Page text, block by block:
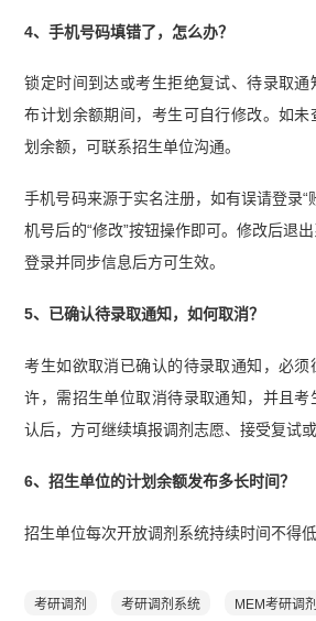
4、手机号码填错了，怎么办？
锁定时间到达或考生拒绝复试、待录取
布计划余额期间，考生可自行修改。如
划余额，可联系招生单位沟通。
手机号码来源于实名注册，如有误请登录“
机号后的“修改”按钮操作即可。修改后退
登录并同步信息后方可生效。
5、已确认待录取通知，如何取消？
考生如欲取消已确认的待录取通知，必
许，需招生单位取消待录取通知，并且
认后，方可继续填报调剂志愿、接受复试或
6、招生单位的计划余额发布多长时间？
招生单位每次开放调剂系统持续时间不得低
考研调剂 考研调剂系统 MEM考研调剂